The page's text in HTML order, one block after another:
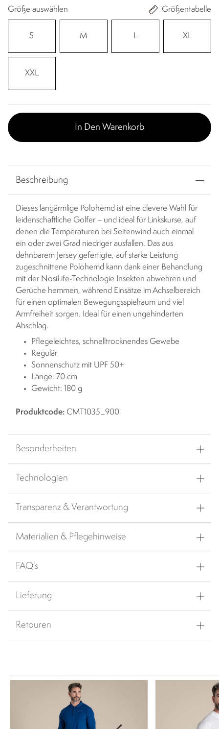
Größe auswählen Größentabelle
S M L XL
XXL
In Den Warenkorb
Beschreibung
Dieses langärmlige Polohemd ist eine clevere Wahl für
leidenschaftliche Golfer – und ideal für Linkskurse, auf
denen die Temperaturen bei Seitenwind auch einmal
ein oder zwei Grad niedriger ausfallen. Das aus
dehnbarem Jersey gefertigte, auf starke Leistung
zugeschnittene Polohemd kann dank einer Behandlung
mit der NosiLife-Technologie Insekten abwehren und
Gerüche hemmen, während Einsätze im Achselbereich
für einen optimalen Bewegungsspielraum und viel
Armfreiheit sorgen. Ideal für einen ungehinderten
Abschlag.
Pflegeleichtes, schnelltrocknendes Gewebe
Regulär
Sonnenschutz mit UPF 50+
Länge: 70 cm
Gewicht: 180 g
Produktcode: CMT1035_900
Besonderheiten
Technologien
Transparenz & Verantwortung
Materialien & Pflegehinweise
FAQ's
Lieferung
Retouren